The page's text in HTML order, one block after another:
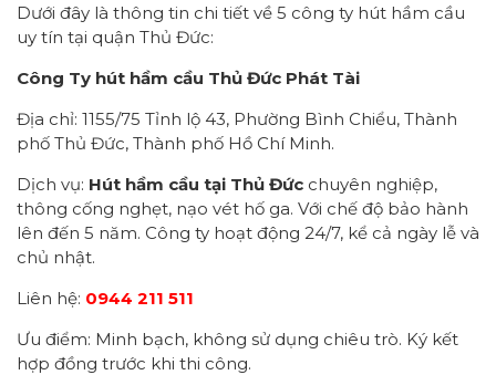
Dưới đây là thông tin chi tiết về 5 công ty hút hầm cầu
uy tín tại quận Thủ Đức:
Công Ty hút hầm cầu Thủ Đức Phát Tài
Địa chỉ: 1155/75 Tỉnh lộ 43, Phường Bình Chiểu, Thành
phố Thủ Đức, Thành phố Hồ Chí Minh.
Dịch vụ: Hút hầm cầu tại Thủ Đức chuyên nghiệp,
thông cống nghẹt, nạo vét hố ga. Với chế độ bảo hành
lên đến 5 năm. Công ty hoạt động 24/7, kể cả ngày lễ và
chủ nhật.
Liên hệ: 0944 211 511
Ưu điểm: Minh bạch, không sử dụng chiêu trò. Ký kết
hợp đồng trước khi thi công​.